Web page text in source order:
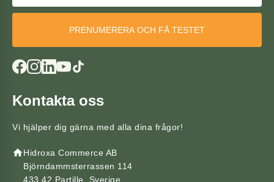
PRENUMERERA OCH FÅ TESTET
Kontakta oss
Vi hjälper dig gärna med alla dina frågor!
Hidroxa Commerce AB
Björndammsterrassen 114
433 42 Partille, Sverige